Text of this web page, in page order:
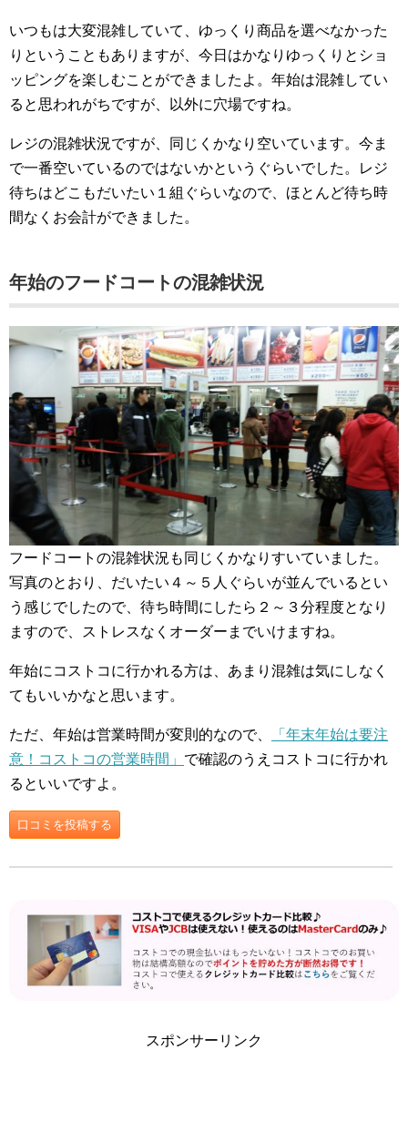
いつもは大変混雑していて、ゆっくり商品を選べなかった
りということもありますが、今日はかなりゆっくりとショ
ッピングを楽しむことができましたよ。年始は混雑してい
ると思われがちですが、以外に穴場ですね。
レジの混雑状況ですが、同じくかなり空いています。今ま
で一番空いているのではないかというぐらいでした。レジ
待ちはどこもだいたい１組ぐらいなので、ほとんど待ち時
間なくお会計ができました。
年始のフードコートの混雑状況
フードコートの混雑状況も同じくかなりすいていました。
写真のとおり、だいたい４～５人ぐらいが並んでいるとい
う感じでしたので、待ち時間にしたら２～３分程度となり
ますので、ストレスなくオーダーまでいけますね。
年始にコストコに行かれる方は、あまり混雑は気にしなく
てもいいかなと思います。
ただ、年始は営業時間が変則的なので、
「年末年始は要注
意！コストコの営業時間」 で確認のうえコストコに行かれ
るといいですよ。
口コミを投稿する
スポンサーリンク